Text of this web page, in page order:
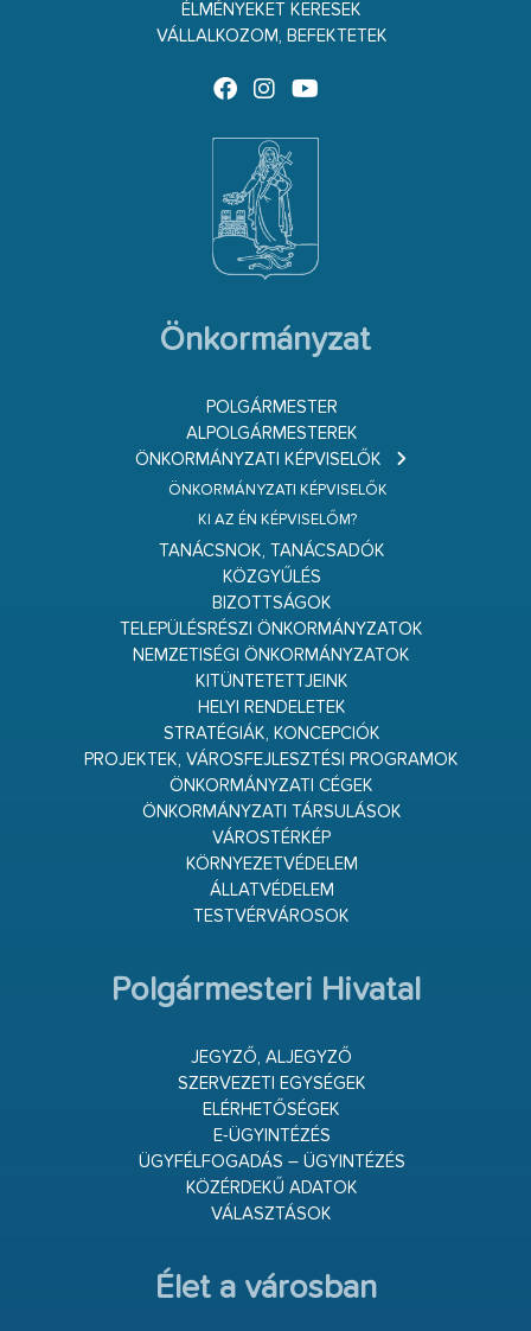
ÉLMÉNYEKET KERESEK
VÁLLALKOZOM, BEFEKTETEK
Önkormányzat
POLGÁRMESTER
ALPOLGÁRMESTEREK
ÖNKORMÁNYZATI KÉPVISELŐK
ÖNKORMÁNYZATI KÉPVISELŐK
KI AZ ÉN KÉPVISELŐM?
TANÁCSNOK, TANÁCSADÓK
KÖZGYŰLÉS
BIZOTTSÁGOK
TELEPÜLÉSRÉSZI ÖNKORMÁNYZATOK
NEMZETISÉGI ÖNKORMÁNYZATOK
KITÜNTETETTJEINK
HELYI RENDELETEK
STRATÉGIÁK, KONCEPCIÓK
PROJEKTEK, VÁROSFEJLESZTÉSI PROGRAMOK
ÖNKORMÁNYZATI CÉGEK
ÖNKORMÁNYZATI TÁRSULÁSOK
VÁROSTÉRKÉP
KÖRNYEZETVÉDELEM
ÁLLATVÉDELEM
TESTVÉRVÁROSOK
Polgármesteri Hivatal
JEGYZŐ, ALJEGYZŐ
SZERVEZETI EGYSÉGEK
ELÉRHETŐSÉGEK
E-ÜGYINTÉZÉS
ÜGYFÉLFOGADÁS – ÜGYINTÉZÉS
KÖZÉRDEKŰ ADATOK
VÁLASZTÁSOK
Élet a városban